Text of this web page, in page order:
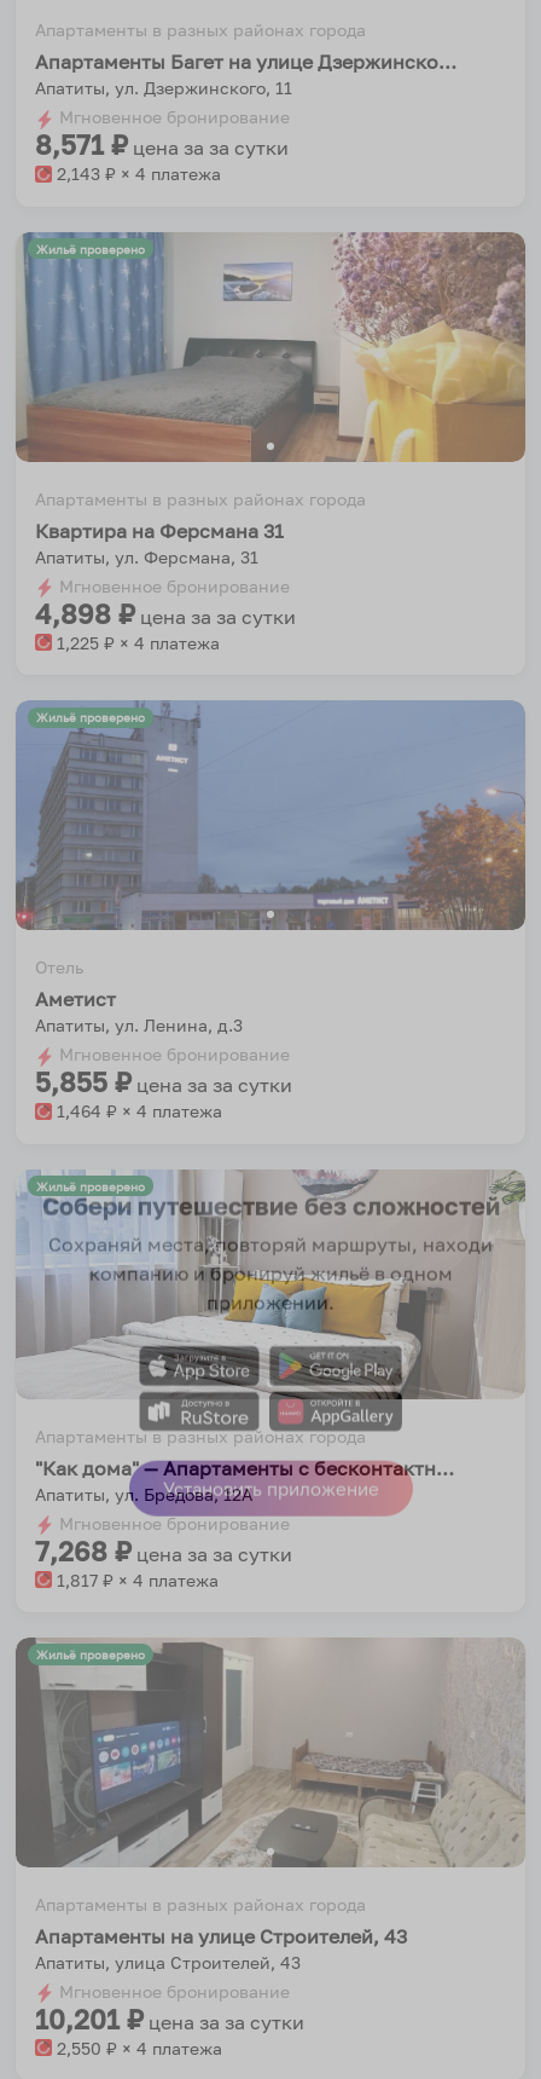
Апартаменты в разных районах города
Апартаменты Багет на улице Дзержинского 11
Апатиты, ул. Дзержинского, 11
Мгновенное бронирование
8,571₽ цена за за сутки
2,143 ₽ × 4 платежа
Жильё проверено
Апартаменты в разных районах города
Квартира на Ферсмана 31
Апатиты, ул. Ферсмана, 31
Мгновенное бронирование
4,898 ₽ цена за за сутки
1,225 ₽ × 4 платежа
Жильё проверено
Отель
Аметист
Апатиты, ул. Ленина, д.3
Мгновенное бронирование
5,855 ₽ цена за за сутки
1,464 ₽ × 4 платежа
Жильё проверено
Апартаменты в разных районах города
"Как дома" — Апартаменты с бесконтактным заселением на улице Бредова 12А
Апатиты, ул. Бредова, 12А
Мгновенное бронирование
7,268 ₽ цена за за сутки
1,817 ₽ × 4 платежа
Жильё проверено
Апартаменты в разных районах города
Апартаменты на улице Строителей, 43
Апатиты, улица Строителей, 43
Мгновенное бронирование
10,201₽ цена за за сутки
2,550 ₽ × 4 платежа
Собери путешествие без сложностей
Сохраняй места, повторяй маршруты, находи
компанию и бронируй жильё в одном
приложении.
Установить приложение